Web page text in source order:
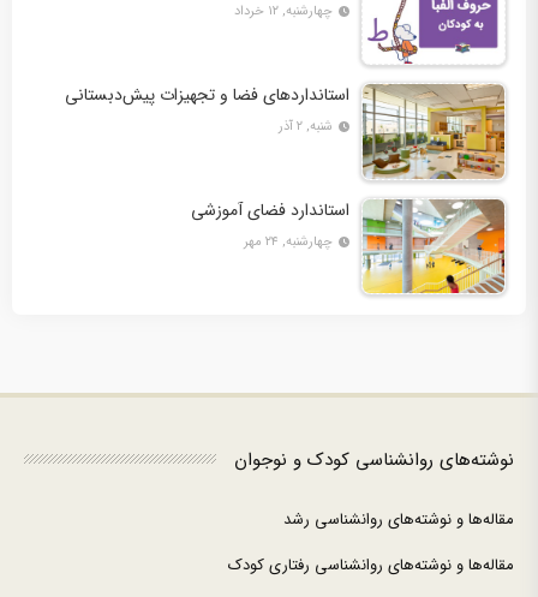
چهارشنبه, ۱۲ خرداد
استانداردهای فضا و تجهیزات پیش‌دبستانی
شنبه, ۲ آذر
استاندارد فضای آموزشی
چهارشنبه, ۲۴ مهر
نوشته‌های روانشناسی کودک و نوجوان
مقاله‌ها و نوشته‌های روانشناسی رشد
مقاله‌ها و نوشته‌های روانشناسی رفتاری کودک